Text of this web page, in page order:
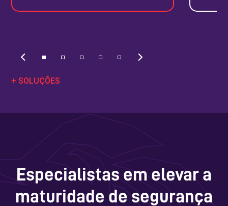
+ SOLUÇÕES
Especialistas em elevar a
maturidade de segurança